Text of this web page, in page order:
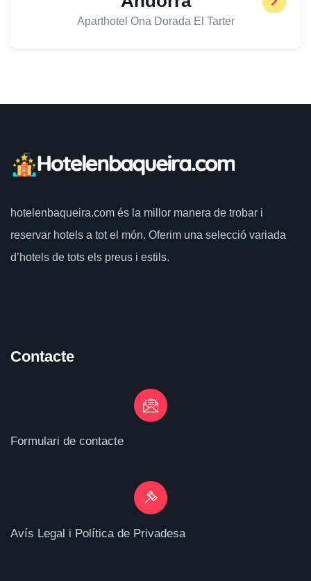
Aparthotel Ona Dorada El Tarter
hotelenbaqueira.com és la millor manera de trobar i
reservar hotels a tot el món. Oferim una selecció variada
d’hotels de tots els preus i estils.
Contacte
Formulari de contacte
Avís Legal i Política de Privadesa